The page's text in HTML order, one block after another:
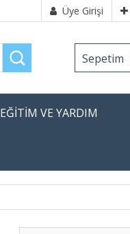
Üye Girişi
Sepetim
EĞİTİM VE YARDIM